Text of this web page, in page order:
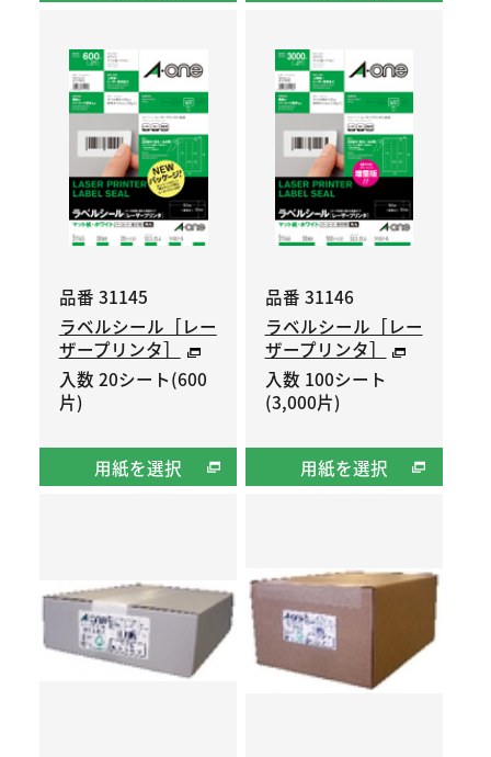
品番 31145
ラベルシール［レー
ザープリンタ］
入数 20シート(600
片)
用紙を選択
品番 31146
ラベルシール［レー
ザープリンタ］
入数 100シート
(3,000片)
用紙を選択